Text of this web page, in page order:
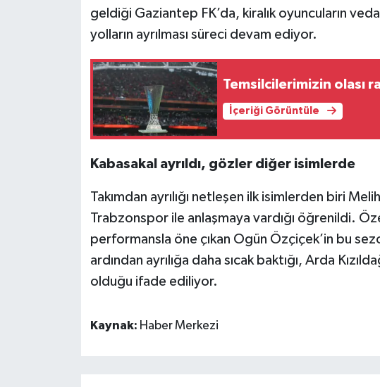
geldiği Gaziantep FK’da, kiralık oyuncuların
yolların ayrılması süreci devam ediyor.
Temsilcilerimizin olası
İçeriği Görüntüle
Kabasakal ayrıldı, gözler diğer isimlerde
Takımdan ayrılığı netleşen ilk isimlerden biri
Trabzonspor ile anlaşmaya vardığı öğrenildi.
performansla öne çıkan Ogün Özçiçek’in bu
ardından ayrılığa daha sıcak baktığı, Arda
olduğu ifade ediliyor.
Kaynak: Haber Merkezi
Yeme-İçme